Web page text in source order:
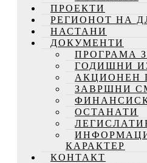
ПРОЕКТИ
РЕГИОНОТ НА
НАСТАНИ
ДОКУМЕНТИ
ПРОГРАМА
ГОДИШНИ
АКЦИОНЕН
ЗАВРШНИ
ОСТАНАТИ
КАРАКТЕР
КОНТАКТ